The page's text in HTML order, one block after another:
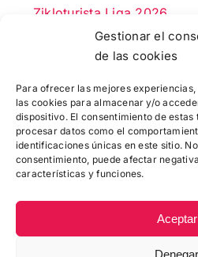
Gestionar el
de las cookies
Para ofrecer las mejores
las cookies para almacenar y/o
dispositivo. El consentimiento de
procesar datos como el
identificaciones únicas en este sitio.
consentimiento, puede afectar
características y funciones.
Aceptar
Denegar
Zikloturista Liga 2026
La Fernando Astorki
NUEVA OPORTUNIDAD:
PARA LA MTB MARTXA